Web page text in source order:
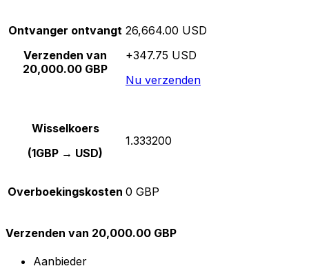
Ontvanger ontvangt
Verzenden van
20,000.00 GBP
26,664.00 USD
+347.75 USD
Nu verzenden
Wisselkoers
(1GBP → USD)
1.333200
Overboekingskosten 0 GBP
Verzenden van 20,000.00 GBP
Aanbieder